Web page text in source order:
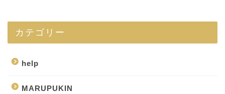
カテゴリー
help
MARUPUKIN